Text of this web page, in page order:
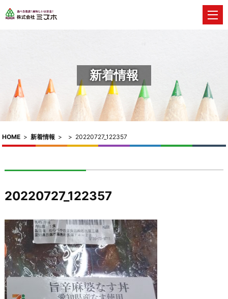
新着情報
HOME > 新着情報 > > 20220727_122357
20220727_122357